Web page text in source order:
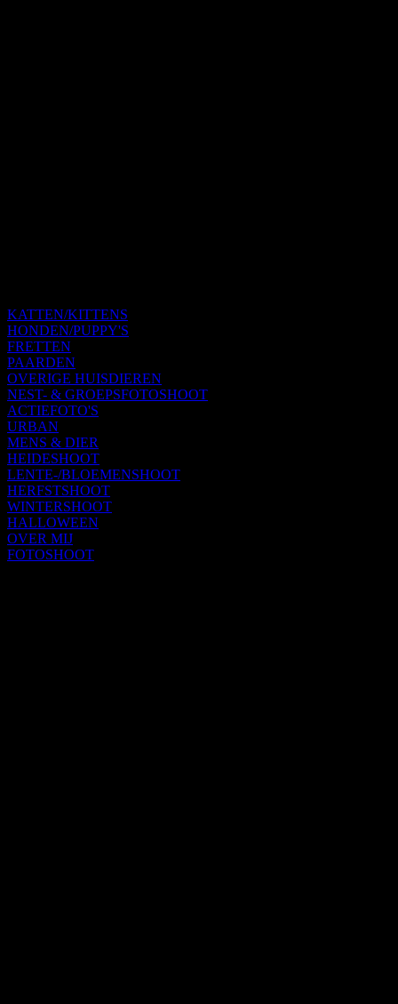
KATTEN/KITTENS
HONDEN/PUPPY'S
FRETTEN
PAARDEN
OVERIGE HUISDIEREN
NEST- & GROEPSFOTOSHOOT
ACTIEFOTO'S
URBAN
MENS & DIER
HEIDESHOOT
LENTE-/BLOEMENSHOOT
HERFSTSHOOT
WINTERSHOOT
HALLOWEEN
OVER MIJ
FOTOSHOOT